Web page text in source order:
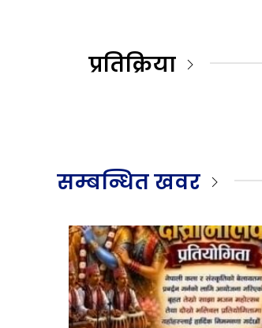
प्रतिक्रिया
सम्बन्धित खवर